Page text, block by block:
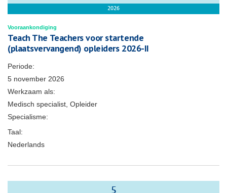
2026
Vooraankondiging
Teach The Teachers voor startende
(plaatsvervangend) opleiders 2026-II
Periode:
5 november 2026
Werkzaam als:
Medisch specialist, Opleider
Specialisme:
Taal:
Nederlands
5